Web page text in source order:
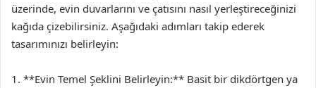
üzerinde, evin duvarlarını ve çatısını nasıl yerleştireceğinizi
kağıda çizebilirsiniz. Aşağıdaki adımları takip ederek
tasarımınızı belirleyin:
1. **Evin Temel Şeklini Belirleyin:** Basit bir dikdörtgen ya